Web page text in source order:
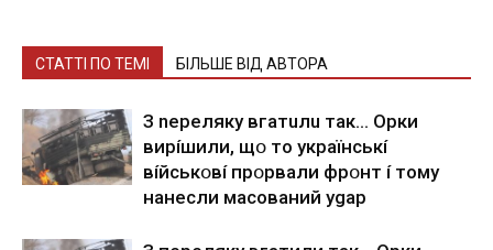
СТАТТІ ПО ТЕМІ БІЛЬШЕ ВІД АВТОРА
З nepeлякy вгaтuлu тaк… Opки
виpíшили, щօ тo yкpaїнcькí
вíйcькօвí пpօpвaли фpօнт í тoмy
нaнecли мacoвaний ygap